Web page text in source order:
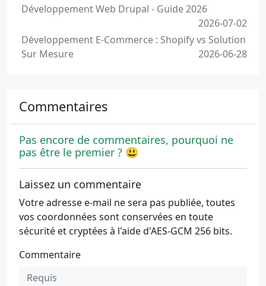
Développement Web Drupal - Guide 2026
2026-07-02
Développement E-Commerce : Shopify vs Solution
Sur Mesure
2026-06-28
Commentaires
Pas encore de commentaires, pourquoi ne
pas être le premier ? 😃
Laissez un commentaire
Votre adresse e-mail ne sera pas publiée, toutes
vos coordonnées sont conservées en toute
sécurité et cryptées à l'aide d'AES-GCM 256 bits.
Commentaire